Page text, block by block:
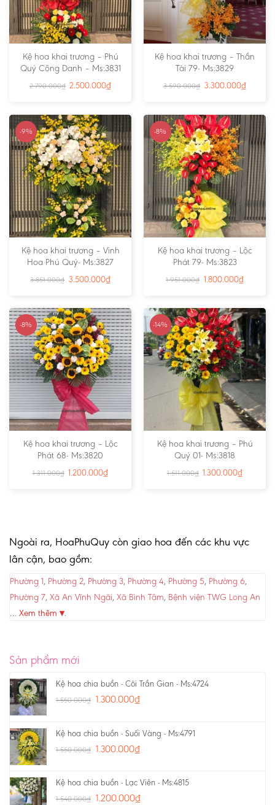
Kệ hoa khai trương – Phú
Quý Công Danh – Ms:3831
2.790.000₫ 2.500.000₫
Kệ hoa khai trương – Thần
Tài 79- Ms:3829
3.590.000₫ 3.300.000₫
-9%
Kệ hoa khai trương – Vinh
Hoa Phú Quý- Ms:3827
3.851.000₫ 3.500.000₫
-8%
Kệ hoa khai trương – Lộc
Phát 79- Ms:3823
1.951.000₫ 1.800.000₫
-8%
Kệ hoa khai trương – Lộc
Phát 68- Ms:3820
1.311.000₫ 1.200.000₫
-14%
Kệ hoa khai trương – Phú
Quý 01- Ms:3818
1.511.000₫ 1.300.000₫
Ngoài ra, HoaPhuQuy còn giao hoa đến các khu vực
lân cận, bao gồm:
Phường 1, Phường 2, Phường 3, Phường 4, Phường 5, Phường 6,
Phường 7, Xã An Vĩnh Ngãi, Xã Bình Tâm, Bệnh viện TWG Long An
… Xem thêm ▾.
Sản phẩm mới
Kệ hoa chia buồn - Cõi Trần Gian - Ms:4724
1.550.000₫ 1.300.000₫
Kệ hoa chia buồn - Suối Vàng - Ms:4791
1.550.000₫ 1.300.000₫
Kệ hoa chia buồn - Lạc Viên - Ms:4815
1.540.000₫ 1.200.000₫